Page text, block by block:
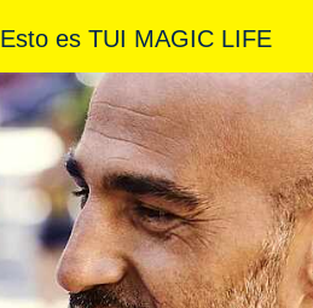
Esto es TUI MAGIC LIFE